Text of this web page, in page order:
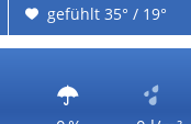
gefühlt 35° / 19°